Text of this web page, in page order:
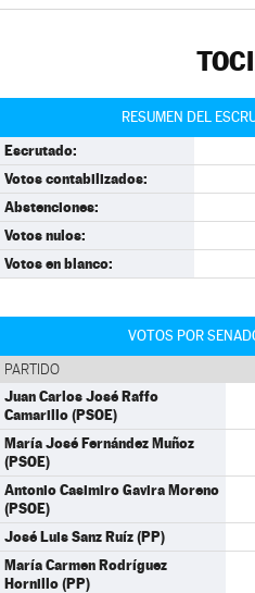
RESUMEN DEL
Escrutado:
Votos contabilizados:
Abstenciones:
Votos nulos:
Votos en blanco:
VOTOS POR
PARTIDO
Juan Carlos José Raffo
Camarillo (PSOE)
María José Fernández Muñoz
(PSOE)
Antonio Casimiro Gavira Moreno
(PSOE)
José Luis Sanz Ruíz (PP)
María Carmen Rodríguez
Hornillo (PP)